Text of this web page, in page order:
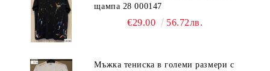
щампа 28 000147
€29.00 56.72лв.
Мъжка тениска в големи размери с